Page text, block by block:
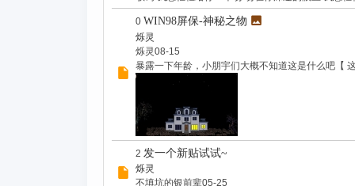
0 WIN98屏保-神秘之物
烁灵
烁灵08-15
暴露一下年龄，小朋宇们大概不知道这是什么吧【
2 发一个新贴试试~
烁灵
不填坑的银前辈05-25